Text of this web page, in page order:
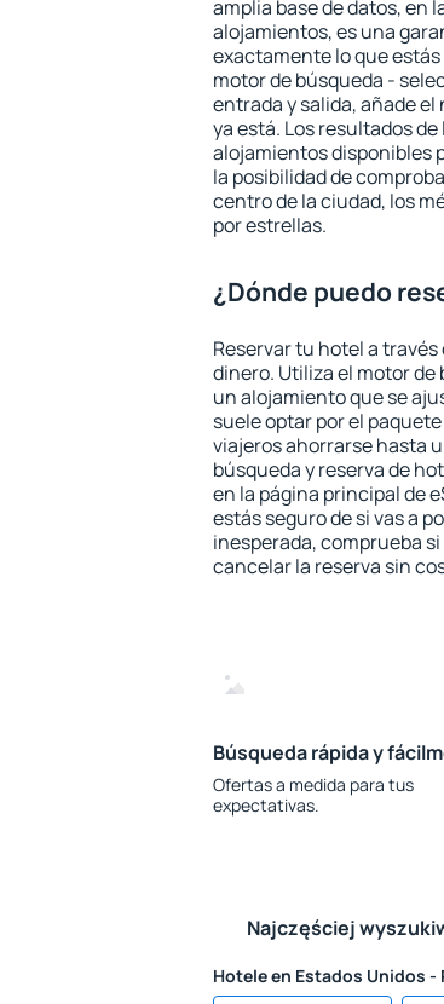
amplia base de datos, en
alojamientos, es una
exactamente lo que
motor de búsqueda -
entrada y salida, añade
ya está. Los resultados
alojamientos disponibles
la posibilidad de
centro de la ciudad, los
por estrellas.
¿Dónde puedo
Reservar tu hotel a
dinero. Utiliza el motor de
un alojamiento que se
suele optar por el
viajeros ahorrarse hasta
búsqueda y reserva de
en la página principal de
estás seguro de si vas a
inesperada, comprueba
cancelar la reserva sin
Búsqueda rápida y
Ofertas a medida para tus
expectativas.
Najczęściej
Hotele en Estados Unidos